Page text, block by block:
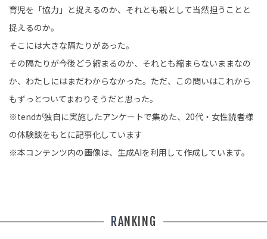
育児を「協力」と捉えるのか、それとも親として当然担うことと
捉えるのか。
そこには大きな隔たりがあった。
その隔たりが今後どう縮まるのか、それとも縮まらないままなの
か、わたしにはまだわからなかった。ただ、この問いはこれから
もずっとついてまわりそうだと思った。
※tendが独自に実施したアンケートで集めた、20代・女性読者様
の体験談をもとに記事化しています
※本コンテンツ内の画像は、生成AIを利用して作成しています。
RANKING